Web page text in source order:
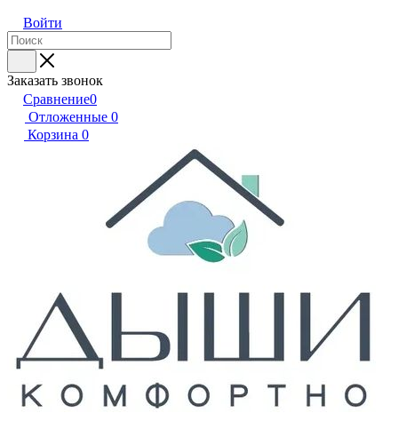
Войти
Заказать звонок
Сравнение0
Отложенные 0
Корзина 0